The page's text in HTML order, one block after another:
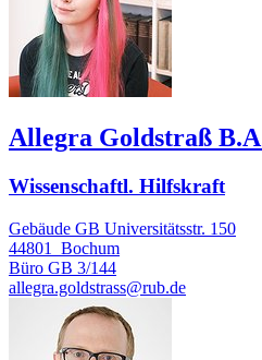
Allegra Goldstraß
Wissenschaftl. Hilfskraft
Gebäude GB Universitätsstr. 150
44801
Bochum
Büro GB 3/144
allegra.goldstrass@rub.de